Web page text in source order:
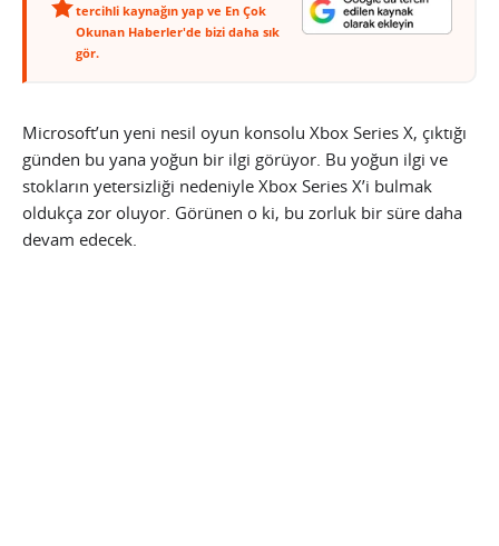
tercihli kaynağın yap ve En Çok
Okunan Haberler'de bizi daha sık
gör.
Microsoft’un yeni nesil oyun konsolu Xbox Series X, çıktığı
günden bu yana yoğun bir ilgi görüyor. Bu yoğun ilgi ve
stokların yetersizliği nedeniyle Xbox Series X’i bulmak
oldukça zor oluyor. Görünen o ki, bu zorluk bir süre daha
devam edecek.